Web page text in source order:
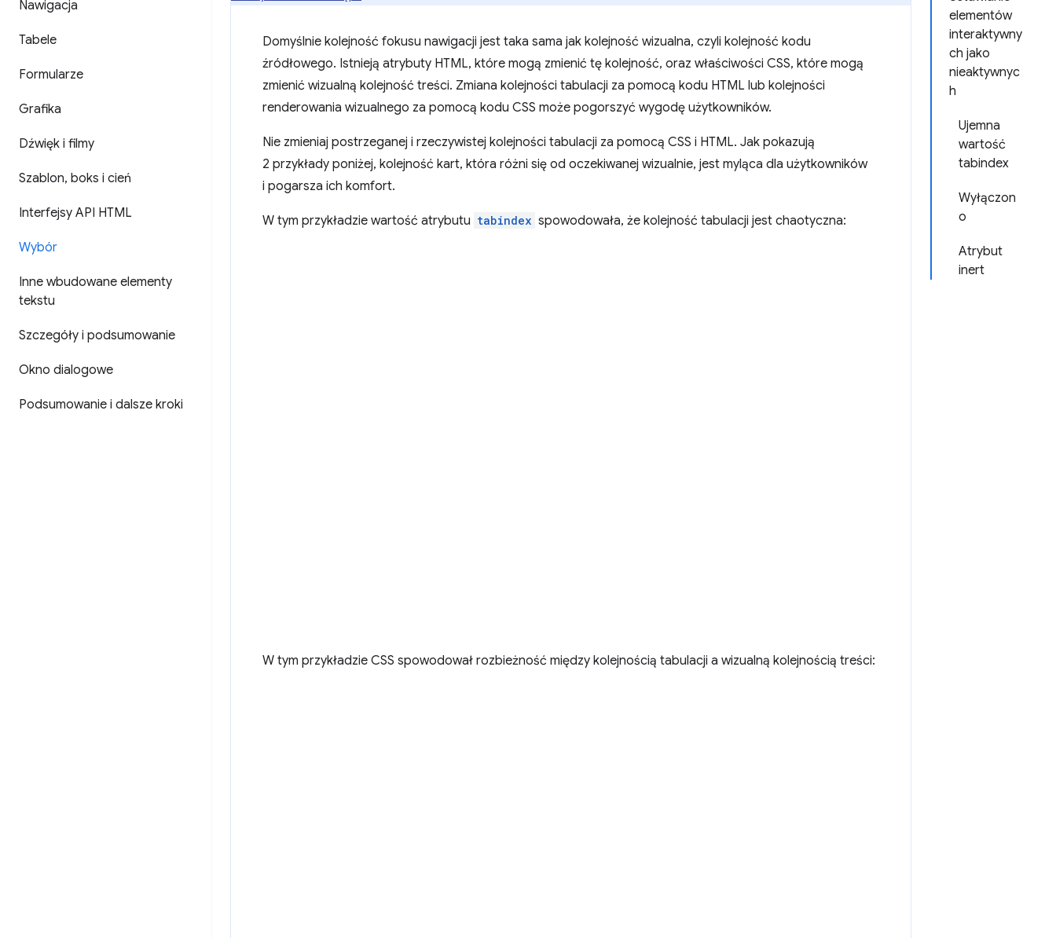
Nawigacja
Tabele
Formularze
Grafika
Dźwięk i filmy
Szablon, boks i cień
Interfejsy API HTML
Wybór
Inne wbudowane elementy
tekstu
Szczegóły i podsumowanie
Okno dialogowe
Podsumowanie i dalsze kroki
elementów
interaktywny
ch jako
nieaktywnyc
h
Ujemna
wartość
tabindex
Wyłączon
o
Atrybut
inert
Domyślnie kolejność fokusu nawigacji jest taka sama jak kolejność wizualna, czyli kolejność kodu
źródłowego. Istnieją atrybuty HTML, które mogą zmienić tę kolejność, oraz właściwości CSS, które mogą
zmienić wizualną kolejność treści. Zmiana kolejności tabulacji za pomocą kodu HTML lub kolejności
renderowania wizualnego za pomocą kodu CSS może pogorszyć wygodę użytkowników.
Nie zmieniaj postrzeganej i rzeczywistej kolejności tabulacji za pomocą CSS i HTML. Jak pokazują
2 przykłady poniżej, kolejność kart, która różni się od oczekiwanej wizualnie, jest myląca dla użytkowników
i pogarsza ich komfort.
W tym przykładzie wartość atrybutu tabindex spowodowała, że kolejność tabulacji jest chaotyczna:
W tym przykładzie CSS spowodował rozbieżność między kolejnością tabulacji a wizualną kolejnością treści: